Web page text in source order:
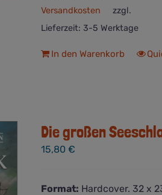
zzgl.
Versandkosten
Lieferzeit: 3-5 Werktage
In den Warenkorb
Die großen
15,80 €
Format: Hardcover. 32 x